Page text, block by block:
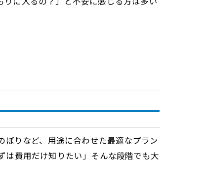
ぼりなど、用途に合わせた最適なプラン
は費用だけ知りたい」そんな段階でも大